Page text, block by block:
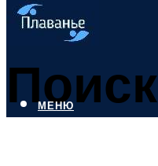
Поиск
МЕНЮ